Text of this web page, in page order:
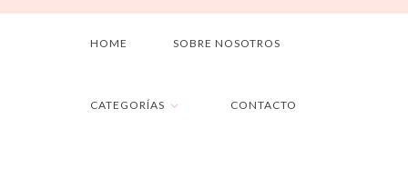
HOME SOBRE NOSOTROS
CATEGORÍAS CONTACTO